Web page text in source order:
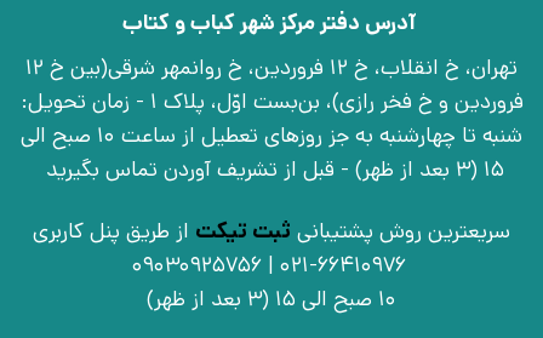
آدرس دفتر مرکز شهر کباب و کتاب
تهران، خ انقلاب، خ 12 فروردین، خ روانمهر شرقی(بین خ 12
فروردین و خ فخر رازی)، بن‌بست اوّل، پلاک 1 - زمان تحویل:
شنبه تا چهارشنبه به جز روزهای تعطیل از ساعت 10 صبح الی
15 (3 بعد از ظهر) - قبل از تشریف آوردن تماس بگیرید
سریعترین روش پشتیبانی ثبت تیکت از طریق پنل کاربری
021-66410976 | 09030925756
10 صبح الی 15 (3 بعد از ظهر)